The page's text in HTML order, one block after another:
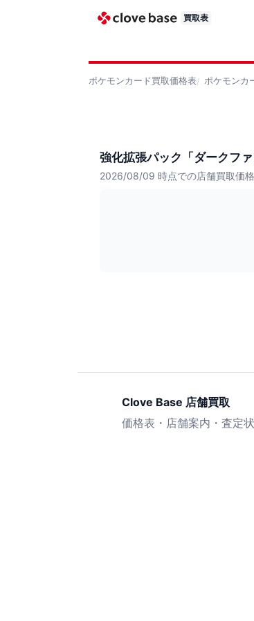
買取表
ポケモンカード買取価格表 ポケモンカ
強化拡張パック「ダークフ
2026/08/09 時点での店舗買取価格
Clove Base 店舗買取
価格表・店舗案内・査定